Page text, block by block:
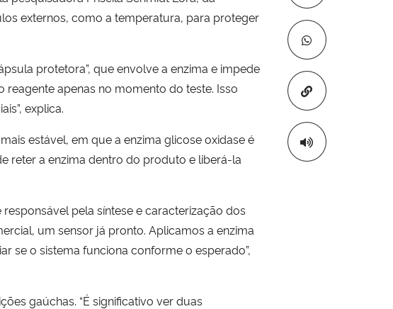
Copiar para
externos, como a temperatura, para proteger
protetora”, que envolve a enzima e impede
reagente apenas no momento do teste. Isso
explica.
estável, em que a enzima glicose oxidase é
reter a enzima dentro do produto e liberá-la
pela síntese e caracterização dos
um sensor já pronto. Aplicamos a enzima
se o sistema funciona conforme o esperado”,
gaúchas. “É significativo ver duas